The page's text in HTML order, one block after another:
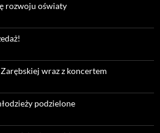
rozwoju oświaty
wraz z koncertem
podzielone